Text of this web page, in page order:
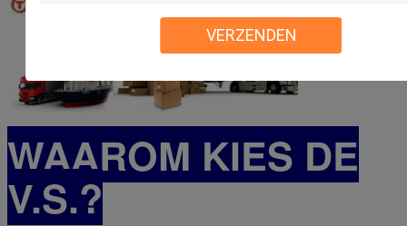
VERZENDEN
WAAROM KIES DE
V.S.?